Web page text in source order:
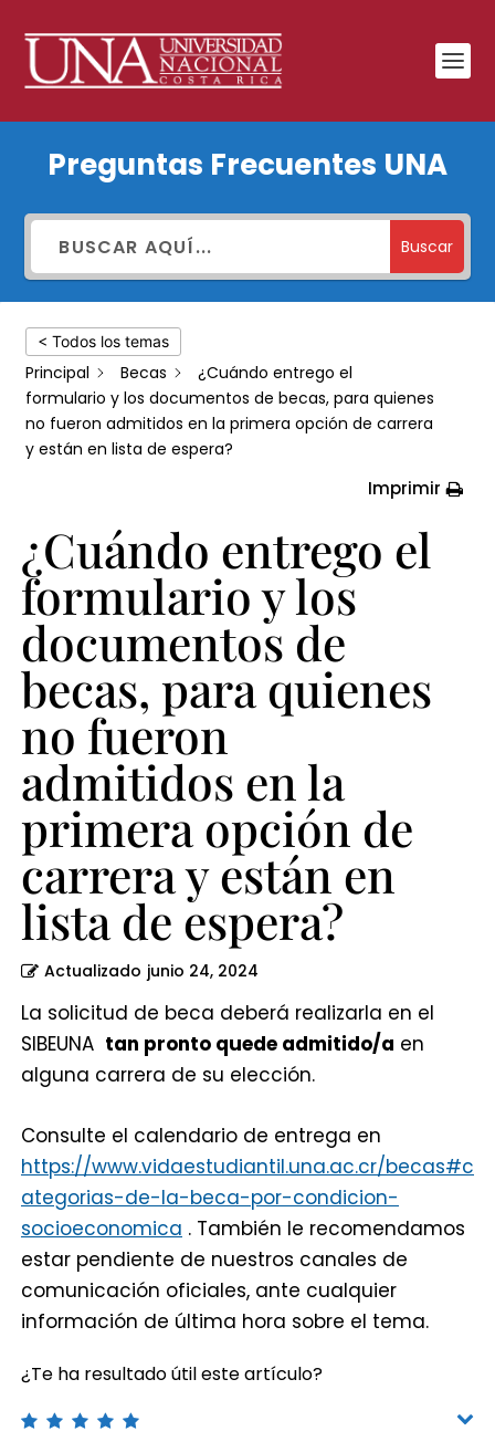
entrego
formulario
los
documentos
de
becas,
para
no
fueron
admitidos
en
la
primera
opción
de
carrera
están
en
lista
de
espera?
Preguntas Frecuentes UNA
Buscar
< Todos los temas
Principal Becas
¿Cuándo entrego el
formulario y los documentos de becas, para quienes
no fueron admitidos en la primera opción de carrera
y están en lista de espera?
Imprimir
¿Cuándo entrego el
formulario y los
documentos de
becas, para quienes
no fueron
admitidos en la
primera opción de
carrera y están en
lista de espera?
Actualizado junio 24, 2024
La solicitud de beca deberá realizarla en el
SIBEUNA tan pronto quede admitido/a en
alguna carrera de su elección.
Consulte el calendario de entrega en
https://www.vidaestudiantil.una.ac.cr/becas#c
ategorias-de-la-beca-por-condicion-
socioeconomica . También le recomendamos
estar pendiente de nuestros canales de
comunicación oficiales, ante cualquier
información de última hora sobre el tema.
¿Te ha resultado útil este artículo?